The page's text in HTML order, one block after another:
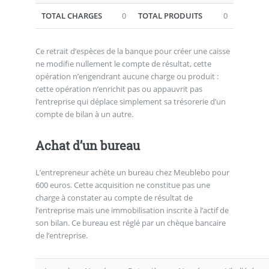
TOTAL CHARGES 0 TOTAL PRODUITS 0
Ce retrait d’espèces de la banque pour créer une caisse
ne modifie nullement le compte de résultat, cette
opération n’engendrant aucune charge ou produit :
cette opération n’enrichit pas ou appauvrit pas
l’entreprise qui déplace simplement sa trésorerie d’un
compte de bilan à un autre.
Achat d’un bureau
L’entrepreneur achète un bureau chez Meublebo pour
600 euros. Cette acquisition ne constitue pas une
charge à constater au compte de résultat de
l’entreprise mais une immobilisation inscrite à l’actif de
son bilan. Ce bureau est réglé par un chèque bancaire
de l’entreprise.